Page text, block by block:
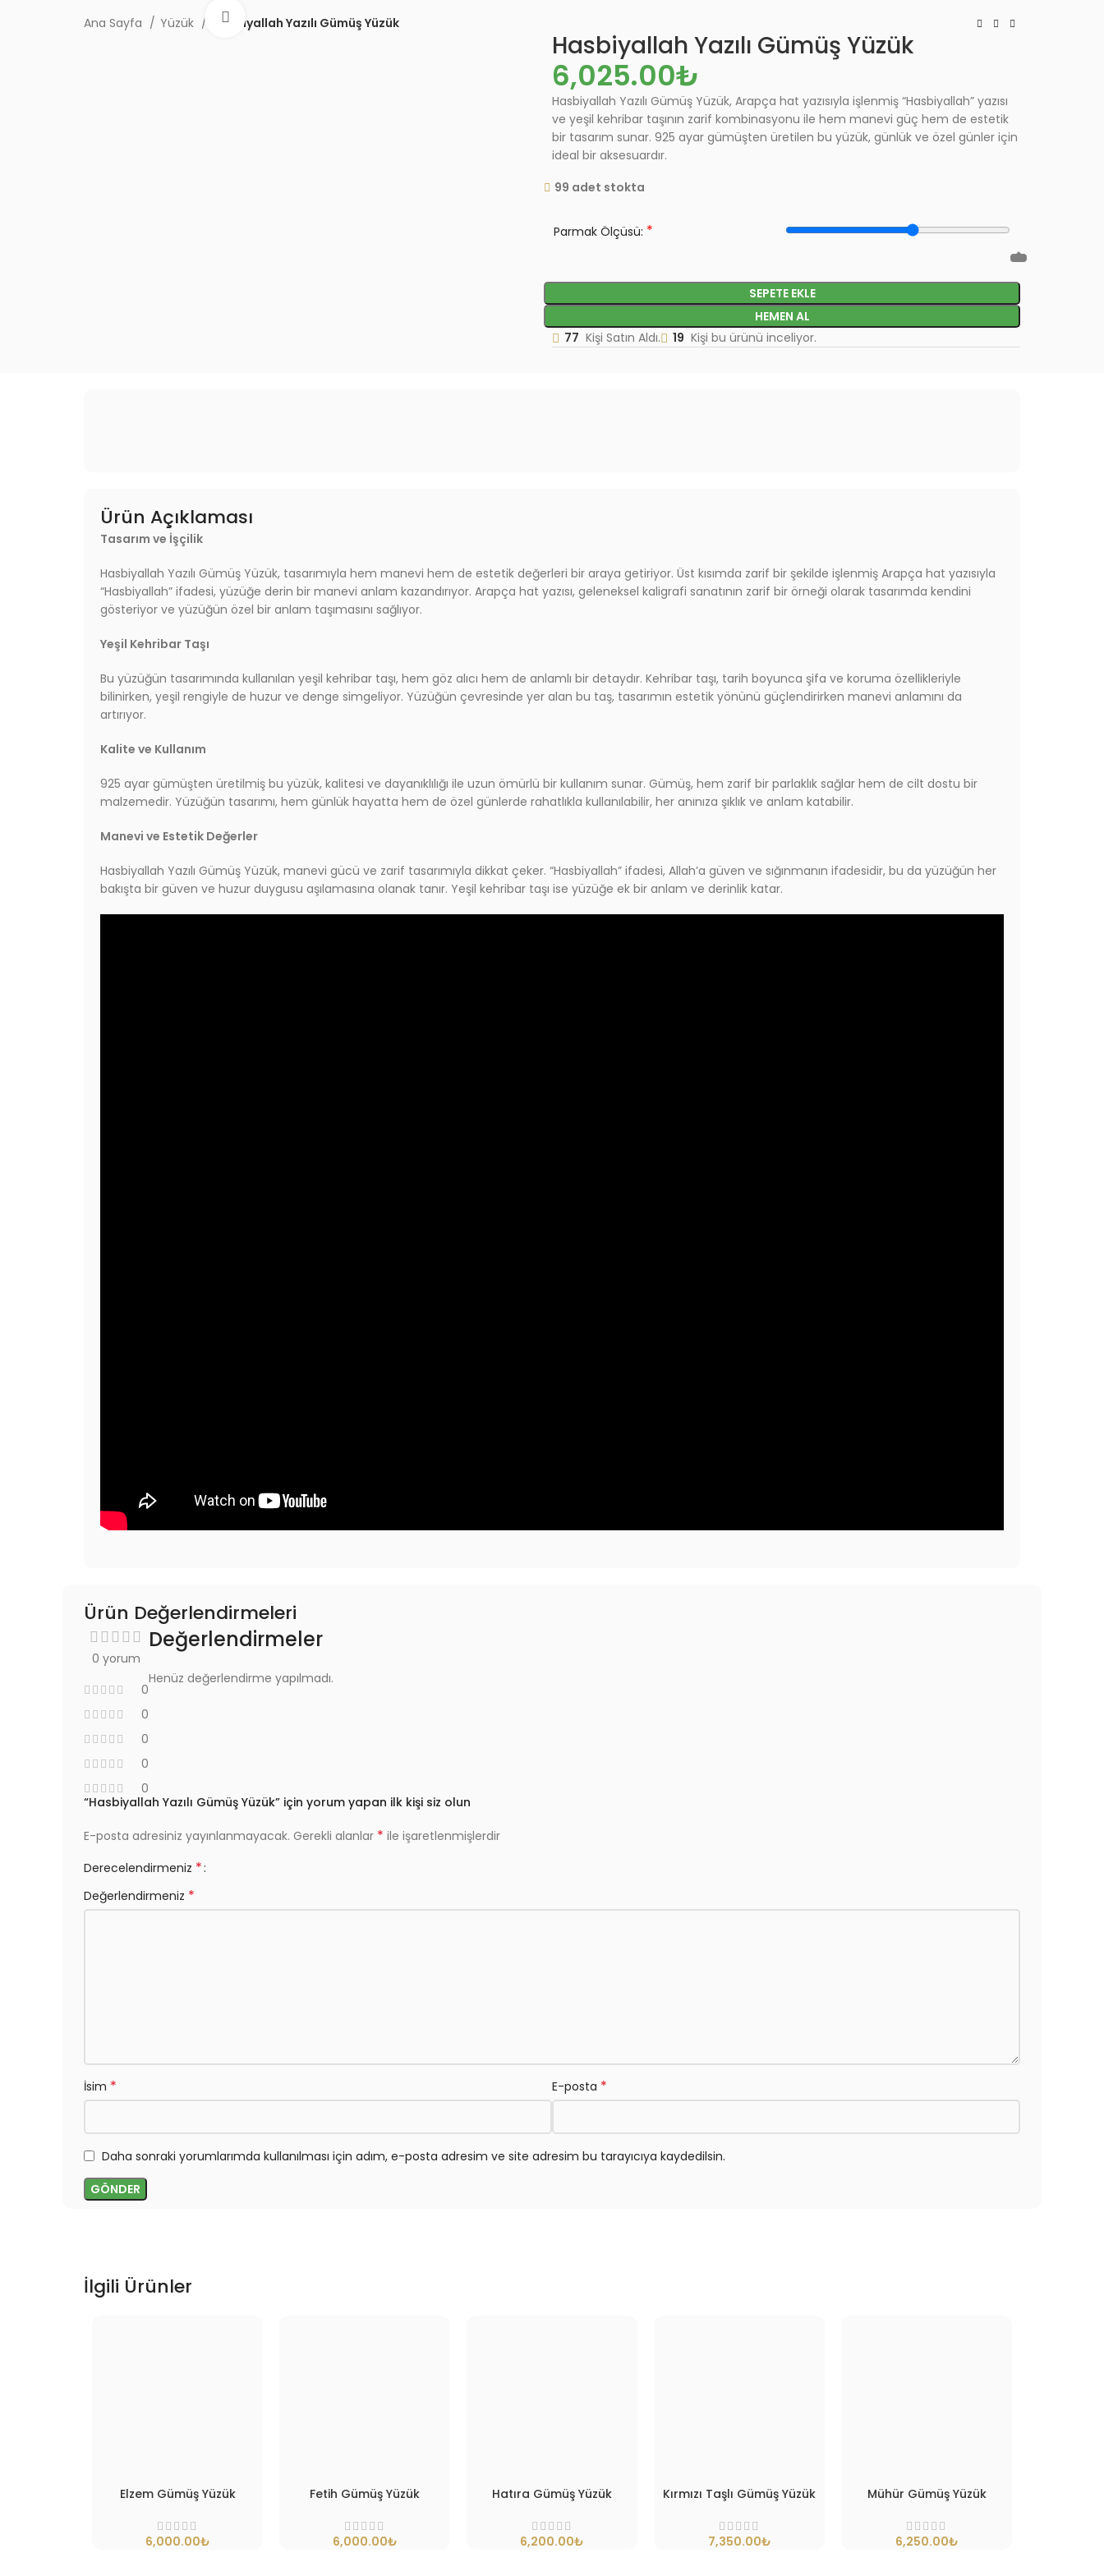
Ana Sayfa Yüzük Hasbiyallah Yazılı Gümüş Yüzük
Büyütmek için tıklayın
Hasbiyallah Yazılı Gümüş Yüzük
6,025.00₺
Hasbiyallah Yazılı Gümüş Yüzük, Arapça hat yazısıyla işlenmiş “Hasbiyallah” yazısı
ve yeşil kehribar taşının zarif kombinasyonu ile hem manevi güç hem de estetik
bir tasarım sunar. 925 ayar gümüşten üretilen bu yüzük, günlük ve özel günler için
ideal bir aksesuardır.
99 adet stokta
Parmak Ölçüsü: *
SEPETE EKLE
HEMEN AL
77 Kişi Satın Aldı. 19 Kişi bu ürünü inceliyor.
Ürün Açıklaması
Tasarım ve İşçilik
Hasbiyallah Yazılı Gümüş Yüzük, tasarımıyla hem manevi hem de estetik değerleri bir araya getiriyor. Üst kısımda zarif bir şekilde işlenmiş Arapça hat yazısıyla
“Hasbiyallah” ifadesi, yüzüğe derin bir manevi anlam kazandırıyor. Arapça hat yazısı, geleneksel kaligrafi sanatının zarif bir örneği olarak tasarımda kendini
gösteriyor ve yüzüğün özel bir anlam taşımasını sağlıyor.
Yeşil Kehribar Taşı
Bu yüzüğün tasarımında kullanılan yeşil kehribar taşı, hem göz alıcı hem de anlamlı bir detaydır. Kehribar taşı, tarih boyunca şifa ve koruma özellikleriyle
bilinirken, yeşil rengiyle de huzur ve denge simgeliyor. Yüzüğün çevresinde yer alan bu taş, tasarımın estetik yönünü güçlendirirken manevi anlamını da
artırıyor.
Kalite ve Kullanım
925 ayar gümüşten üretilmiş bu yüzük, kalitesi ve dayanıklılığı ile uzun ömürlü bir kullanım sunar. Gümüş, hem zarif bir parlaklık sağlar hem de cilt dostu bir
malzemedir. Yüzüğün tasarımı, hem günlük hayatta hem de özel günlerde rahatlıkla kullanılabilir, her anınıza şıklık ve anlam katabilir.
Manevi ve Estetik Değerler
Hasbiyallah Yazılı Gümüş Yüzük, manevi gücü ve zarif tasarımıyla dikkat çeker. “Hasbiyallah” ifadesi, Allah’a güven ve sığınmanın ifadesidir, bu da yüzüğün her
bakışta bir güven ve huzur duygusu aşılamasına olanak tanır. Yeşil kehribar taşı ise yüzüğe ek bir anlam ve derinlik katar.
Ürün Değerlendirmeleri
0 yorum
0
0
0
0
0
Değerlendirmeler
Henüz değerlendirme yapılmadı.
“Hasbiyallah Yazılı Gümüş Yüzük” için yorum yapan ilk kişi siz olun
E-posta adresiniz yayınlanmayacak. Gerekli alanlar * ile işaretlenmişlerdir
Derecelendirmeniz *
Değerlendirmeniz *
İsim * E-posta *
Daha sonraki yorumlarımda kullanılması için adım, e-posta adresim ve site adresim bu tarayıcıya kaydedilsin.
İlgili Ürünler
Elzem Gümüş Yüzük
6,000.00₺
Fetih Gümüş Yüzük
6,000.00₺
Hatıra Gümüş Yüzük
6,200.00₺
Kırmızı Taşlı Gümüş Yüzük
7,350.00₺
Mühür Gümüş Yüzük
6,250.00₺